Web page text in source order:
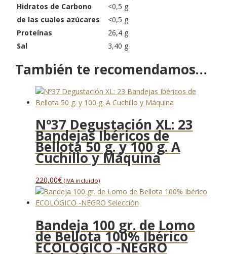
Hidratos de Carbono
<0,5 g
de las cuales azúcares
<0,5 g
Proteínas
26,4 g
Sal
3,40 g
También te recomendamos…
Nº37 Degustación XL: 23
Bandejas Ibéricos de
Bellota 50 g. y 100 g. A
Cuchillo y Máquina
220,00€ (IVA incluido)
Bandeja 100 gr. de Lomo
de Bellota 100% Ibérico
ECOLÓGICO -NEGRO